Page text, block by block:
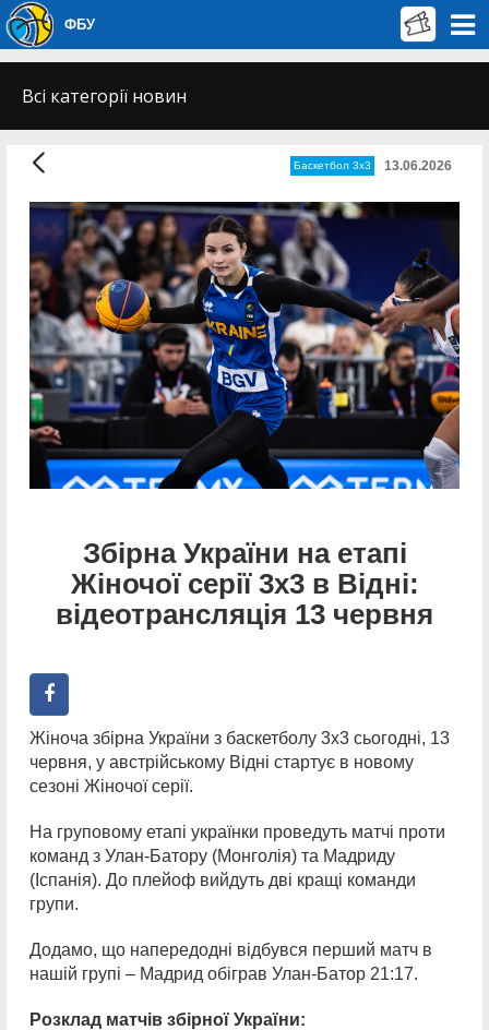
ФБУ
Всі категорії новин
Баскетбол 3х3 13.06.2026
Збірна України на етапі
Жіночої серії 3х3 в Відні:
відеотрансляція 13 червня
Жіноча збірна України з баскетболу 3х3 сьогодні, 13
червня, у австрійському Відні стартує в новому
сезоні Жіночої серії.
На груповому етапі українки проведуть матчі проти
команд з Улан-Батору (Монголія) та Мадриду
(Іспанія). До плейоф вийдуть дві кращі команди
групи.
Додамо, що напередодні відбувся перший матч в
нашій групі – Мадрид обіграв Улан-Батор 21:17.
Розклад матчів збірної України: